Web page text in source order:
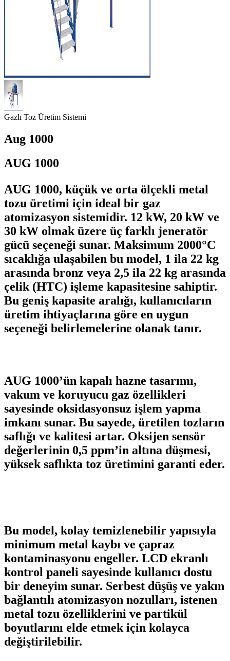
Gazlı Toz Üretim Sistemi
Aug 1000
AUG 1000
AUG 1000, küçük ve orta ölçekli metal
tozu üretimi için ideal bir gaz
atomizasyon sistemidir. 12 kW, 20 kW ve
30 kW olmak üzere üç farklı jeneratör
gücü seçeneği sunar. Maksimum 2000°C
sıcaklığa ulaşabilen bu model, 1 ila 22 kg
arasında bronz veya 2,5 ila 22 kg arasında
çelik (HTC) işleme kapasitesine sahiptir.
Bu geniş kapasite aralığı, kullanıcıların
üretim ihtiyaçlarına göre en uygun
seçeneği belirlemelerine olanak tanır. ​
AUG 1000’ün kapalı hazne tasarımı,
vakum ve koruyucu gaz özellikleri
sayesinde oksidasyonsuz işlem yapma
imkanı sunar. Bu sayede, üretilen tozların
saflığı ve kalitesi artar. Oksijen sensör
değerlerinin 0,5 ppm’in altına düşmesi,
yüksek saflıkta toz üretimini garanti eder.
Bu model, kolay temizlenebilir yapısıyla
minimum metal kaybı ve çapraz
kontaminasyonu engeller. LCD ekranlı
kontrol paneli sayesinde kullanıcı dostu
bir deneyim sunar. Serbest düşüş ve yakın
bağlantılı atomizasyon nozulları, istenen
metal tozu özelliklerini ve partikül
boyutlarını elde etmek için kolayca
değiştirilebilir.